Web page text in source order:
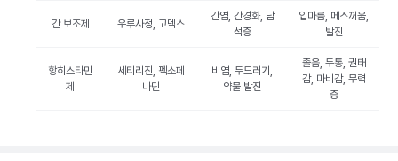
간 보조제 우루사정, 고덱스
간염, 간경화, 담
석증
입마름, 메스꺼움,
발진
항히스타민
제
세티리진, 펙소페
나딘
비염, 두드러기,
약물 발진
졸음, 두통, 권태
감, 마비감, 무력
증